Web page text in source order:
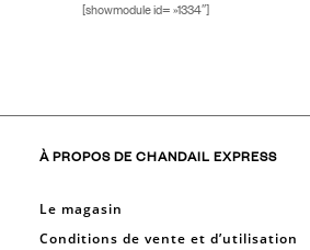
[showmodule id= »1334″]
À PROPOS DE CHANDAIL EXPRESS
Le magasin
Conditions de vente et d’utilisation